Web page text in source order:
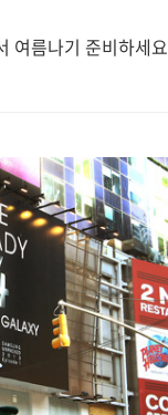
여름나기 준비하세